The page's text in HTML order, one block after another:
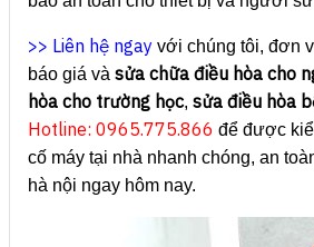
>> Liên hệ ngay với chúng tôi, đơn
báo giá và sửa chữa điều hòa cho
hòa cho trường học, sửa điều hòa
Hotline: 0965.775.866 để được
cố máy tại nhà nhanh chóng, an
hà nội ngay hôm nay.